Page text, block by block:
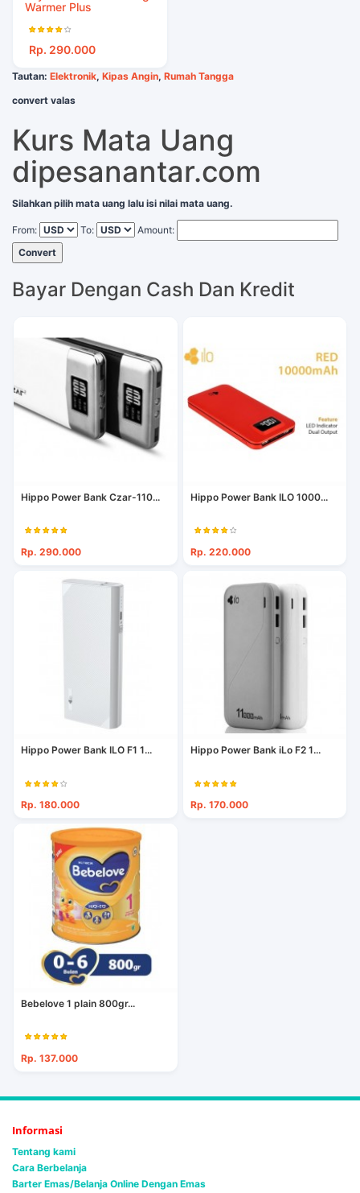
Warmer Plus
Rp. 290.000
Tautan: Elektronik, Kipas Angin, Rumah Tangga
convert valas
Kurs Mata Uang
dipesanantar.com
Silahkan pilih mata uang lalu isi nilai mata uang.
From: To:
Amount:
Convert
Bayar Dengan Cash Dan Kredit
Hippo Power Bank Czar-110...
Rp. 290.000
Hippo Power Bank ILO 1000...
Rp. 220.000
Hippo Power Bank ILO F1 1...
Rp. 180.000
Hippo Power Bank iLo F2 1...
Rp. 170.000
Bebelove 1 plain 800gr...
Rp. 137.000
Informasi
Tentang kami
Cara Berbelanja
Barter Emas/Belanja Online Dengan Emas